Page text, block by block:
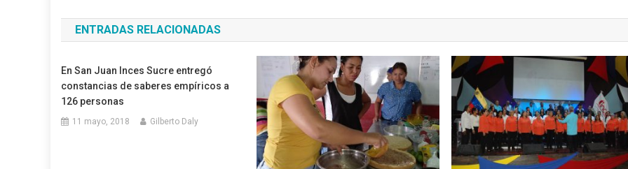
de
entradas
ENTRADAS RELACIONADAS
En San Juan Inces Sucre entregó
constancias de saberes empíricos a
126 personas
11 mayo, 2018 Gilberto Daly